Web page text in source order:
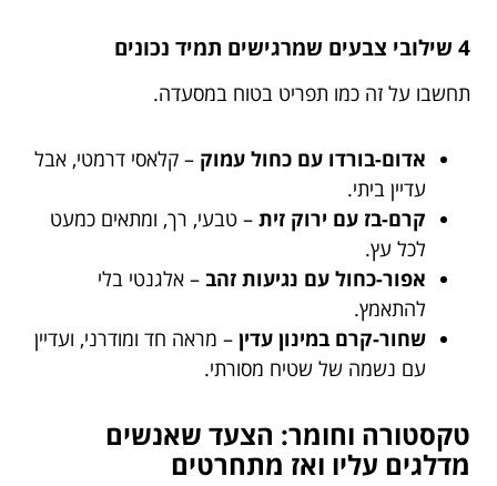
4 שילובי צבעים שמרגישים תמיד נכונים
תחשבו על זה כמו תפריט בטוח במסעדה.
אדום-בורדו עם כחול עמוק – קלאסי דרמטי, אבל
עדיין ביתי.
קרם-בז עם ירוק זית – טבעי, רך, ומתאים כמעט
לכל עץ.
אפור-כחול עם נגיעות זהב – אלגנטי בלי
להתאמץ.
שחור-קרם במינון עדין – מראה חד ומודרני, ועדיין
עם נשמה של שטיח מסורתי.
טקסטורה וחומר: הצעד שאנשים
מדלגים עליו ואז מתחרטים